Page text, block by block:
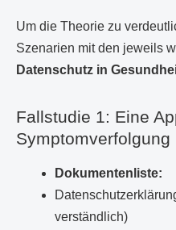
Um die Theorie zu
Szenarien mit den jeweils
Datenschutz in
Fallstudie 1: Eine
Symptomverfolgung
Dokumentenliste:
verständlich)